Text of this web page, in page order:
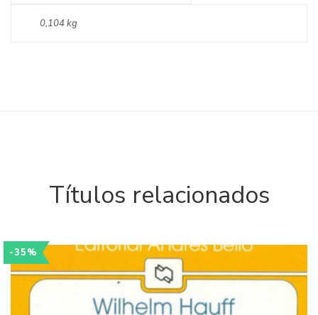
0,104 kg
Títulos relacionados
-35%